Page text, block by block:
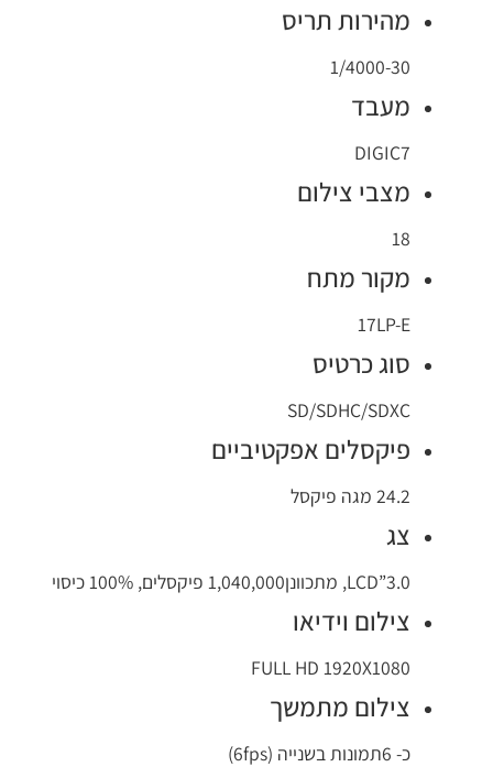
מהירות תריס
1/4000-30
מעבד
DIGIC7
מצבי צילום
18
מקור מתח
17LP-E
סוג כרטיס
SD/SDHC/SDXC
פיקסלים אפקטיביים
24.2 מגה פיקסל
צג
LCD”3.0, מתכוונן1,040,000 פיקסלים, 100% כיסוי
צילום וידיאו
FULL HD 1920X1080
צילום מתמשך
כ- 6תמונות בשנייה (6fps)